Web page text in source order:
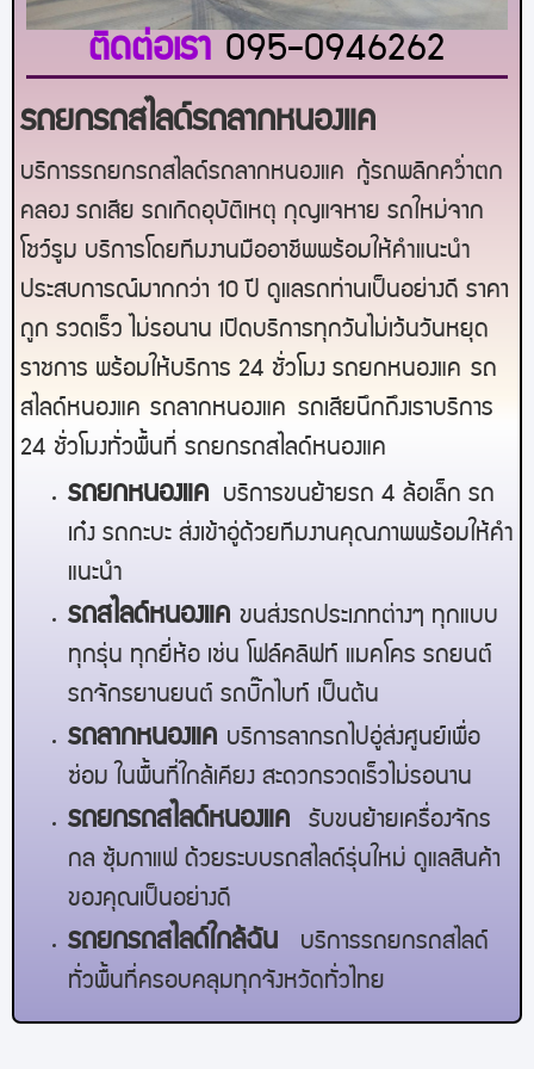
ติดต่อเรา 095-0946262
รถยกรถสไลด์รถลากหนองแค
บริการรถยกรถสไลด์รถลากหนองแค กู้รถพลิกคว่ำตก
คลอง รถเสีย รถเกิดอุบัติเหตุ กุญแจหาย รถใหม่จาก
โชว์รูม บริการโดยทีมงานมืออาชีพพร้อมให้คำแนะนำ
ประสบการณ์มากกว่า 10 ปี ดูแลรถท่านเป็นอย่างดี ราคา
ถูก รวดเร็ว ไม่รอนาน เปิดบริการทุกวันไม่เว้นวันหยุด
ราชการ พร้อมให้บริการ 24 ชั่วโมง รถยกหนองแค รถ
สไลด์หนองแค รถลากหนองแค
รถเสียนึกถึงเราบริการ
24 ชั่วโมงทั่วพื้นที่ รถยกรถสไลด์หนองแค
รถยกหนองแค
บริการขนย้ายรถ 4 ล้อเล็ก รถ
เก๋ง รถกะบะ ส่งเข้าอู่ด้วยทีมงานคุณภาพพร้อมให้คำ
แนะนำ
รถสไลด์ หนองแค ขนส่งรถประเภทต่างๆ ทุกแบบ
ทุกรุ่น ทุกยี่ห้อ เช่น โฟล์คลิฟท์ แมคโคร รถยนต์
รถจักรยานยนต์ รถบิ๊กไบท์ เป็นต้น
รถลาก หนองแค บริการลากรถไปอู่ส่งศูนย์เพื่อ
ซ่อม ในพื้นที่ใกล้เคียง สะดวกรวดเร็วไม่รอนาน
รถยกรถสไลด์ หนองแค
รับขนย้ายเครื่องจักร
กล ซุ้มกาแฟ ด้วยระบบรถสไลด์รุ่นใหม่ ดูแลสินค้า
ของคุณเป็นอย่างดี
รถยกรถสไลด์ใกล้ฉัน
บริการรถยกรถสไลด์
ทั่วพื้นที่ครอบคลุมทุกจังหวัดทั่วไทย